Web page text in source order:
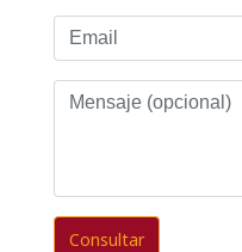
Email
Mensaje
(opcional)
Consultar